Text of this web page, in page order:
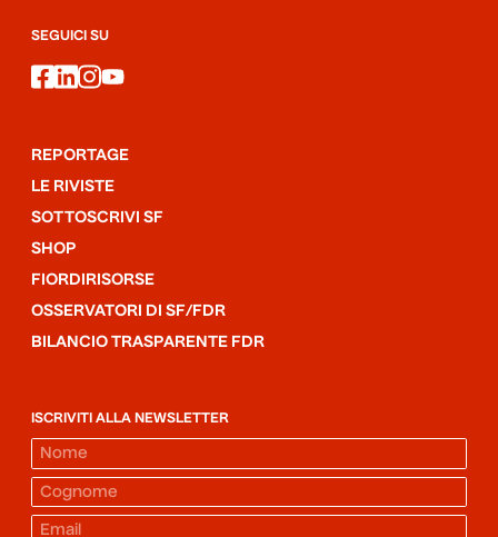
SEGUICI SU
facebook
linkedin
instagram
youtube
REPORTAGE
LE RIVISTE
SOTTOSCRIVI SF
SHOP
FIORDIRISORSE
OSSERVATORI DI SF/FDR
BILANCIO TRASPARENTE FDR
ISCRIVITI ALLA NEWSLETTER